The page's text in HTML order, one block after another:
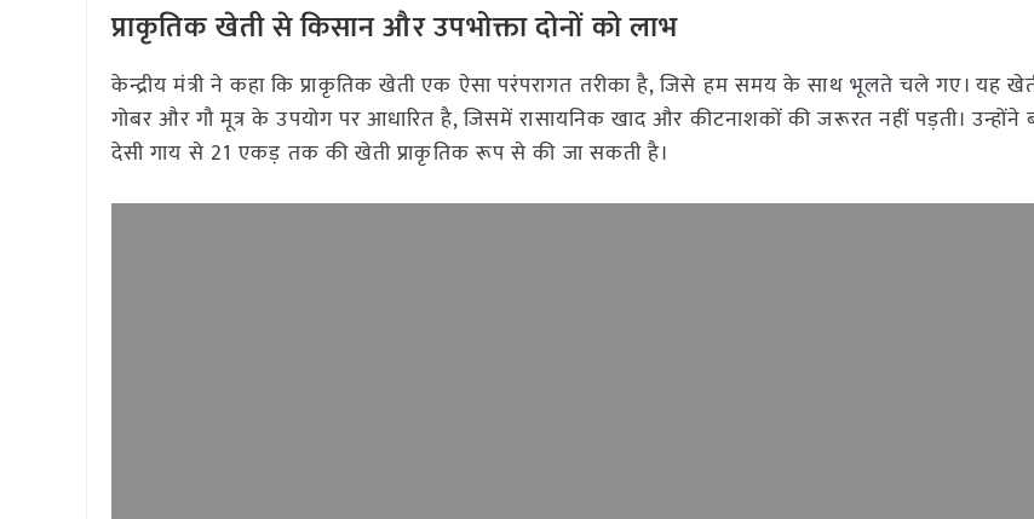
प्राकृतिक खेती से किसान और उपभोक्ता दोनों को लाभ
केन्द्रीय मंत्री ने कहा कि प्राकृतिक खेती एक ऐसा परंपरागत तरीका है, जिसे हम समय के साथ भूलते चले गए। यह
गोबर और गौ मूत्र के उपयोग पर आधारित है, जिसमें रासायनिक खाद और कीटनाशकों की जरूरत नहीं पड़ती। उन्होंने
देसी गाय से 21 एकड़ तक की खेती प्राकृतिक रूप से की जा सकती है।